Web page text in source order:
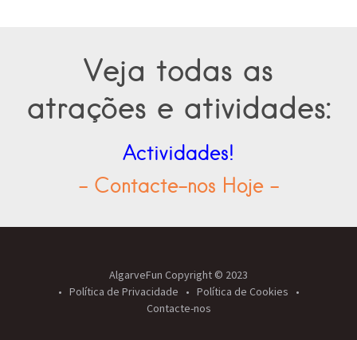
Veja todas as
atrações e atividades:
Actividades!
- Contacte-nos Hoje -
AlgarveFun Copyright © 2023
Política de Privacidade
Política de Cookies
Contacte-nos